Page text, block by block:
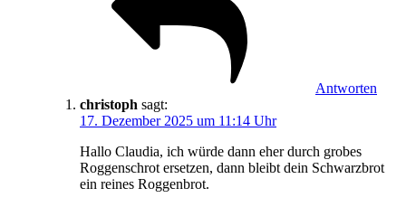
Antworten
christoph sagt:
17. Dezember 2025 um 11:14 Uhr
Hallo Claudia, ich würde dann eher durch grobes
Roggenschrot ersetzen, dann bleibt dein Schwarzbrot
ein reines Roggenbrot.